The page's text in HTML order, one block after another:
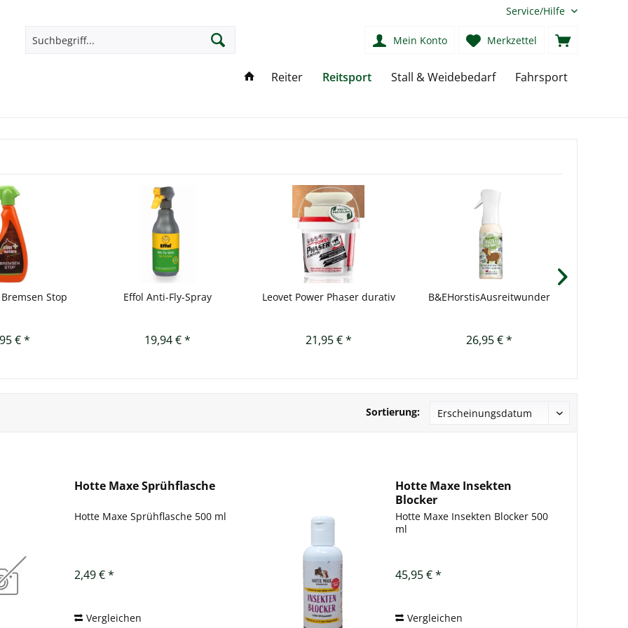
Service/Hilfe
Merkzettel
Mein Konto
Reiter Reitsport Stall & Weidebedarf Fahrsport
Stop
€ *
Effol Anti-Fly-Spray
19,94 € *
Leovet Power Phaser durativ
21,95 € *
B&EHorstisAusreitwunder
26,95 € *
Sortierung:
Hotte Maxe Sprühflasche
Hotte Maxe Sprühflasche 500 ml
2,49 € *
Vergleichen
Hotte Maxe Insekten
Blocker
Hotte Maxe Insekten Blocker 500
ml
45,95 € *
Vergleichen